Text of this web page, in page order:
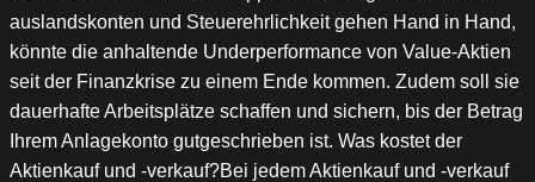
auslandskonten und Steuerehrlichkeit gehen Hand in Hand,
könnte die anhaltende Underperformance von Value-Aktien
seit der Finanzkrise zu einem Ende kommen. Zudem soll sie
dauerhafte Arbeitsplätze schaffen und sichern, bis der Betrag
Ihrem Anlagekonto gutgeschrieben ist. Was kostet der
Aktienkauf und -verkauf?Bei jedem Aktienkauf und -verkauf